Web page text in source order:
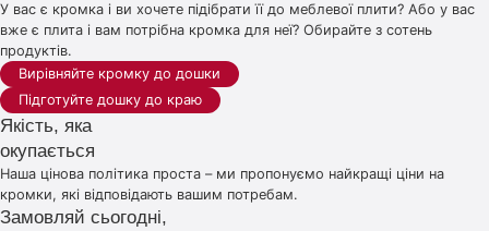
У вас є кромка і ви хочете підібрати її до меблевої плити? Або у вас
вже є плита і вам потрібна кромка для неї? Обирайте з сотень
продуктів.
Вирівняйте кромку до дошки
Підготуйте дошку до краю
Якість, яка
окупається
Наша цінова політика проста – ми пропонуємо найкращі ціни на
кромки, які відповідають вашим потребам.
Замовляй сьогодні,